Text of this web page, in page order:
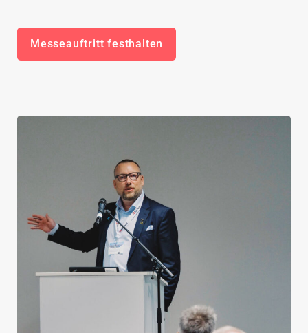
Messeauftritt festhalten